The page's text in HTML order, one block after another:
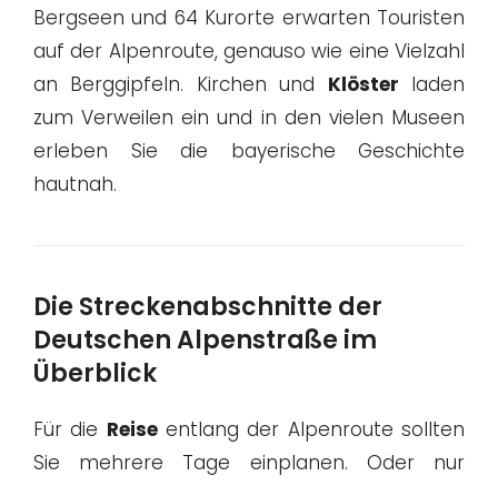
Bergseen und 64 Kurorte erwarten Touristen
auf der Alpenroute, genauso wie eine Vielzahl
an Berggipfeln. Kirchen und Klöster laden
zum Verweilen ein und in den vielen Museen
erleben Sie die bayerische Geschichte
hautnah.
Die Streckenabschnitte der
Deutschen Alpenstraße im
Überblick
Für die Reiseentlang der Alpenroute sollten
Sie mehrere Tage einplanen. Oder nur